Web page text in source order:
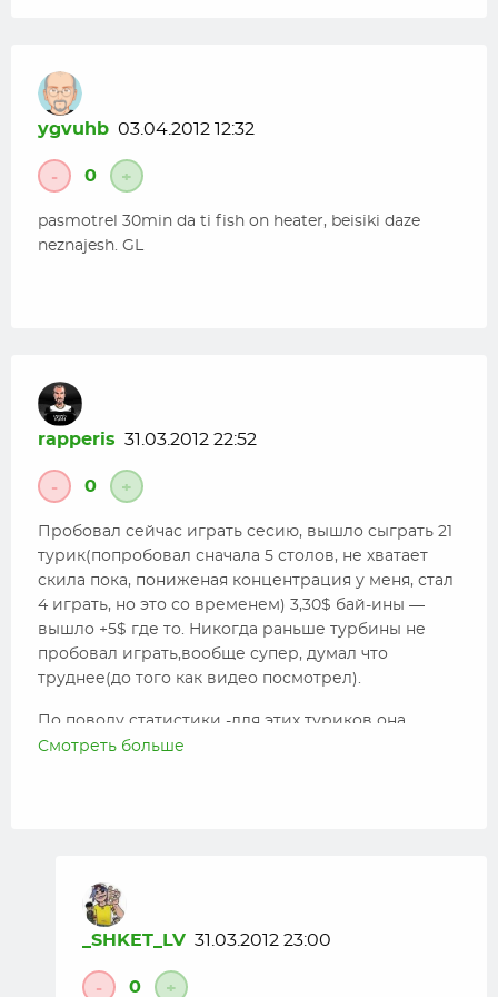
ygvuhb 03.04.2012 12:32
- 0 +
pasmotrel 30min da ti fish on heater, beisiki daze
neznajesh. GL
rapperis 31.03.2012 22:52
- 0 +
Пробовал сейчас играть сесию, вышло сыграть 21
турик(попробовал сначала 5 столов, не хватает
скила пока, пониженая концентрация у меня, стал
4 играть, но это со временем) 3,30$ бай-ины —
вышло +5$ где то. Никогда раньше турбины не
пробовал играть,вообще супер, думал что
труднее(до того как видео посмотрел).
По поводу статистики -для этих туриков она
действительно не особо нужна. А вот помечать
мультитейблеров увидеть, потом убирал или
помечал как МТ))
Смотреть больше
_SHKET_LV 31.03.2012 23:00
- 0 +